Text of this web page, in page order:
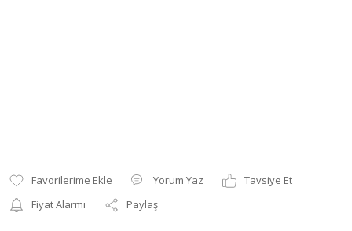
Yorum Yaz
Tavsiye Et
Fiyat Alarmı
Paylaş